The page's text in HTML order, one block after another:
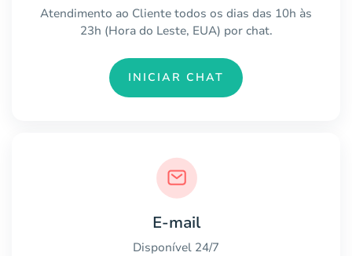
Atendimento ao Cliente todos os dias das 10h às
23h (Hora do Leste, EUA) por chat.
INICIAR CHAT
E-mail
Disponível 24/7